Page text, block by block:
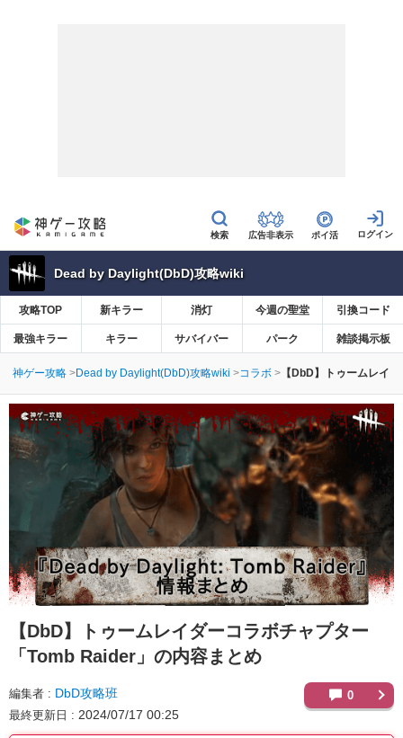
広告非表示 ポイ活
Dead by Daylight(DbD)攻略wiki
攻略TOP 新キラー 消灯 今週の聖堂 引換コード
最強キラー キラー サバイバー パーク 雑談掲示板
神ゲー攻略 Dead by Daylight(DbD)攻略wiki コラボ 【DbD】トゥームレイ
【DbD】
トゥームレイダーコラボチャプター
「Tomb Raider」の内容まとめ
編集者 DbD攻略班
最終更新日 2024/07/17 00:25
0